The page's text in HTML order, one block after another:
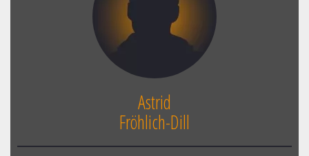
Astrid
Fröhlich-Dill